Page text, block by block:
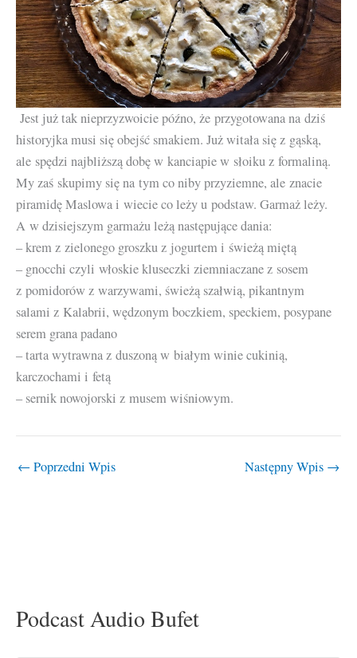
Jest już tak nieprzyzwoicie późno, że przygotowana na dziś
historyjka musi się obejść smakiem. Już witała się z gąską,
ale spędzi najbliższą dobę w kanciapie w słoiku z formaliną.
My zaś skupimy się na tym co niby przyziemne, ale znacie
piramidę Maslowa i wiecie co leży u podstaw. Garmaż leży.
A w dzisiejszym garmażu leżą następujące dania:
– krem z zielonego groszku z jogurtem i świeżą miętą
– gnocchi czyli włoskie kluseczki ziemniaczane z sosem
z pomidorów z warzywami, świeżą szałwią, pikantnym
salami z Kalabrii, wędzonym boczkiem, speckiem, posypane
serem grana padano
– tarta wytrawna z duszoną w białym winie cukinią,
karczochami i fetą
– sernik nowojorski z musem wiśniowym.
← Poprzedni Wpis Następny Wpis →
Podcast Audio Bufet